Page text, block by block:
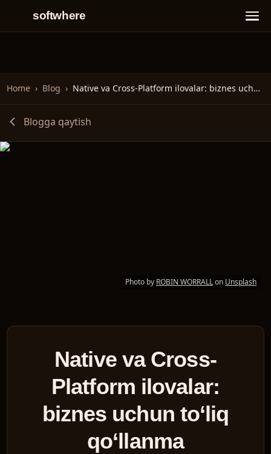
softwhere
Home › Blog › Native va Cross-Platform ilovalar: biznes uchun to‘liq qo‘llanma
Blogga qaytish
Photo by ROBIN WORRALLon Unsplash
Native va Cross-
Platform ilovalar:
biznes uchun to‘liq
qo‘llanma